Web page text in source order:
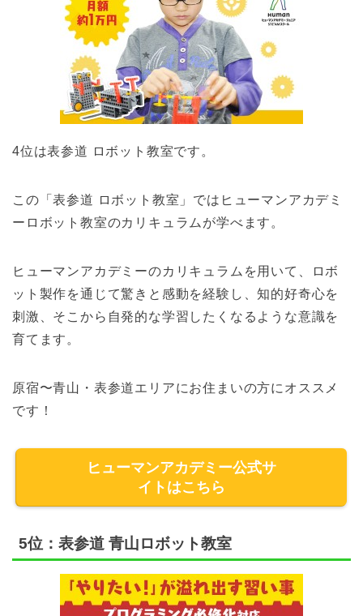
4位は表参道 ロボット教室です。
この「表参道 ロボット教室」ではヒューマンアカデミ
ーロボット教室のカリキュラムが学べます。
ヒューマンアカデミーのカリキュラムを用いて、ロボ
ット製作を通じて驚きと感動を経験し、知的好奇心を
刺激、そこから自発的な学習したくなるような意識を
育てます。
原宿〜青山・表参道エリアにお住まいの方にオススメ
です！
ヒューマンアカデミー公式サ
イトはこちら
5位：表参道 青山ロボット教室